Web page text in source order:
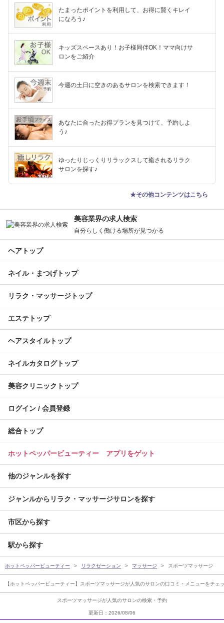
スポーツマッサージが人気のサロンの検索・予約
更新日：2026/08/06
たまったポイントを利用して、お得に賢くキレイ
になろう♪
キッズスペースあり！お子様同伴OK！ママ向けサ
ロンをご紹介
今週の土日に空きのあるサロンを検索できます！
あなたに合ったお得プランを見つけて、予約しよ
う♪
ゆったりじっくりリラックスして癒されるリラク
サロンを探す♪
★その他コンテンツはこちら
美容業界の求人検索
自分らしく働ける場所が見つかる
ヘアトップ
ネイル・まつげトップ
リラク・マッサージトップ
エステトップ
ヘアスタイルトップ
ネイルカタログトップ
美容クリニックトップ
ログイン / 会員登録
総合トップ
ホットペッパービューティー アプリをゲット
他のジャンルを探す
ジャンルからリラク・マッサージサロンを探す
市区から探す
駅から探す
ホットペッパービューティー リラクゼーション マッサージ スポーツマッサージ
【ホットペッパービューティー】スポーツマッサージが人気のサロンの口コミ・メニューをチ